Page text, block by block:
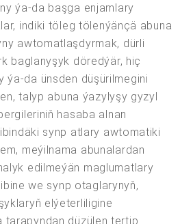
ýa-da başga enjamlary
indiki töleg tölenýänçä abuna
awtomatlaşdyrmak, dürli
baglanyşyk döredýär, hiç
ýa-da ünsden düşürilmegini
talyp abuna ýazylyşy gyzyl
hasaba alnan
synp atlary awtomatiki
meýilnama abunalardan
edilmeýän maglumatlary
we synp otaglarynyň,
elýeterliligine
tarapyndan düzülen tertip